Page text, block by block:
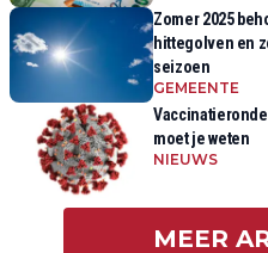
Zomer 2025
hittegolven en
seizoen
GEMEENTE
Vaccinatieronde
moet je weten
NIEUWS
MEER